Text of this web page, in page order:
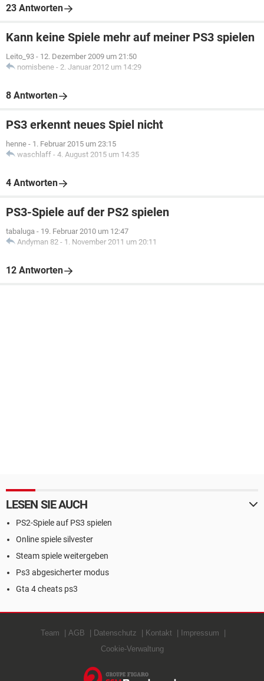
23 Antworten
Kann keine Spiele mehr auf meiner PS3 spielen
Leito_93 - 12. Dezember 2009 um 21:50
nomisbene - 2. Januar 2012 um 14:29
8 Antworten
PS3 erkennt neues Spiel nicht
henne - 1. Februar 2015 um 23:15
waschlaff - 4. August 2015 um 14:35
4 Antworten
PS3-Spiele auf der PS2 spielen
tabaluga - 19. Februar 2010 um 12:47
Andyman 82 - 1. November 2011 um 20:11
12 Antworten
LESEN SIE AUCH
PS2-Spiele auf PS3 spielen
Online spiele silvester
Steam spiele weitergeben
Ps3 abgesicherter modus
Gta 4 cheats ps3
Team AGB Datenschutz Kontakt
Impressum
Cookie-Verwaltung